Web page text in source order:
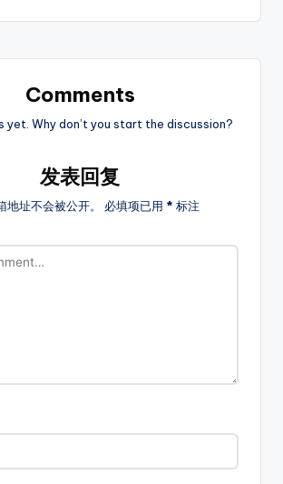
Comments
yet. Why don’t you start the discussion?
发表回复
地址不会被公开。 必填项已用 * 标注